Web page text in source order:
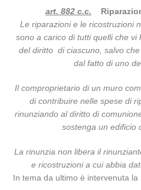
art. 882 c.c.
Le riparazioni e le ricostruzioni
sono a carico di tutti quelli che
del diritto di ciascuno, salvo
dal fatto di uno
Il comproprietario di un muro
di contribuire nelle spese di
rinunziando al diritto di
sostenga un edificio
La rinunzia non libera il
e ricostruzioni a cui abbia
In tema da ultimo è intervenuta la